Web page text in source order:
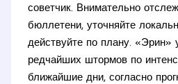
советчик. Внимательно
бюллетени, уточняйте
действуйте по плану.
редчайших штормов по
ближайшие дни, согласно